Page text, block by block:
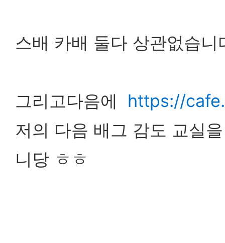
스배 카배 둘다 상관없습
그리고다음에 https://
저의 다음 배그 감도 교실
니당 ㅎㅎ